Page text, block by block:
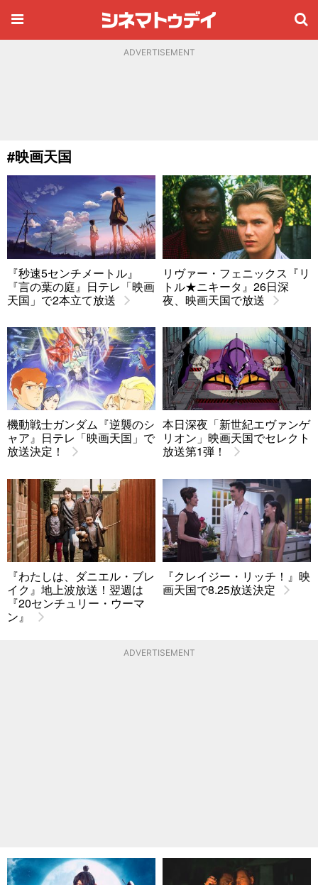
ADVERTISEMENT
#映画天国
『秒速5センチメートル』
『言の葉の庭』日テレ「映画
天国」で2本立て放送
リヴァー・フェニックス『リ
トル★ニキータ』26日深
夜、映画天国で放送
機動戦士ガンダム『逆襲のシ
ャア』日テレ「映画天国」で
放送決定！
本日深夜「新世紀エヴァンゲ
リオン」映画天国でセレクト
放送第1弾！
『わたしは、ダニエル・ブレ
イク』地上波放送！翌週は
『20センチュリー・ウーマ
ン』
『クレイジー・リッチ！』映
画天国で8.25放送決定
ADVERTISEMENT